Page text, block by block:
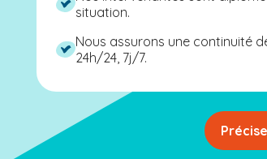
situation.
Nous assurons une continuité
24h/24, 7j/7.